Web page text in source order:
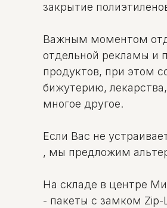
закрытие
Важным моментом
отдельной рекламы и
продуктов, при этом
бижутерию,
многое другое.
Если Вас не
, мы предложим
На складе в центре
- пакеты c замком Zip-